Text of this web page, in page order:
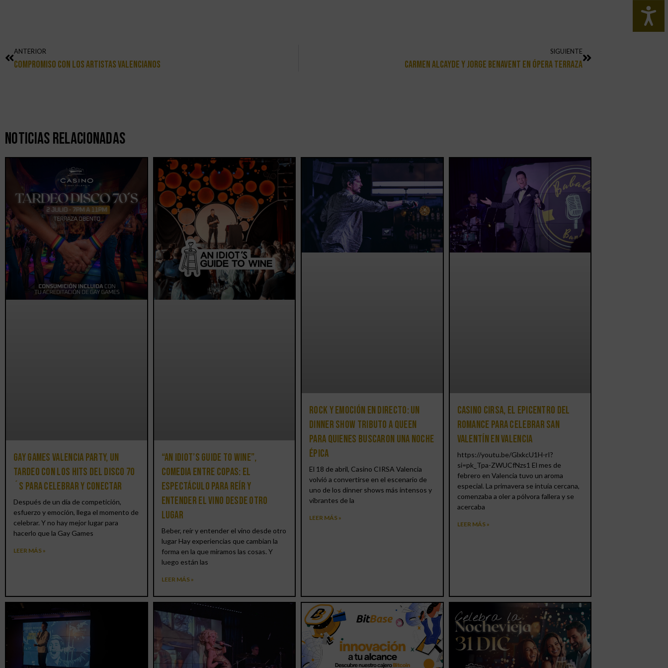
ANTERIOR
Compromiso Con Los Artistas Valencianos
SIGUIENTE
Carmen Alcayde Y Jorge Benavent En Ópera TERRAZA
Noticias Relacionadas
Gay Games Valencia Party, un
tardeo con los hits del DISCO 70
´S para celebrar y conectar
Después de un día de competición,
esfuerzo y emoción, llega el momento de
celebrar. Y no hay mejor lugar para
hacerlo que la Gay Games
LEER MÁS »
“An Idiot’s Guide to Wine”,
comedia entre copas: el
espectáculo para reír y
entender el vino desde otro
lugar
Beber, reír y entender el vino desde otro
lugar Hay experiencias que cambian la
forma en la que miramos las cosas. Y
luego están las
LEER MÁS »
Rock y emoción en directo: un
Dinner Show Tributo a Queen
para quienes buscaron una noche
épica
El 18 de abril, Casino CIRSA Valencia
volvió a convertirse en el escenario de
uno de los dinner shows más intensos y
vibrantes de la
LEER MÁS »
Casino CIRSA, el epicentro del
romance para celebrar San
Valentín en Valencia
https://youtu.be/GlxkcU1H-rI?
si=pk_Tpa-ZWUCfNzs1 El mes de
febrero en Valencia tuvo un aroma
especial. La primavera se intuía cercana,
comenzaba a oler a pólvora fallera y se
acercaba
LEER MÁS »